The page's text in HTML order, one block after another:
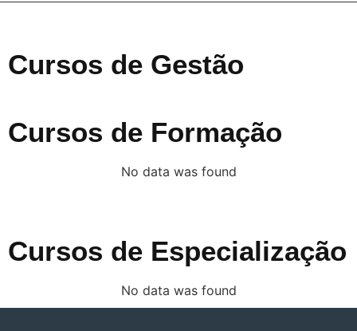
Cursos de Gestão
Cursos de Formação
No data was found
Cursos de Especialização
No data was found